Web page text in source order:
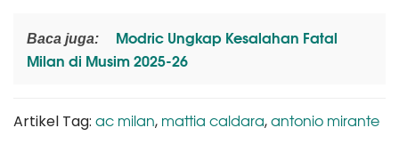
Baca juga:
Modric Ungkap Kesalahan Fatal
Milan di Musim 2025-26
Artikel Tag: ac milan, mattia caldara,antonio mirante